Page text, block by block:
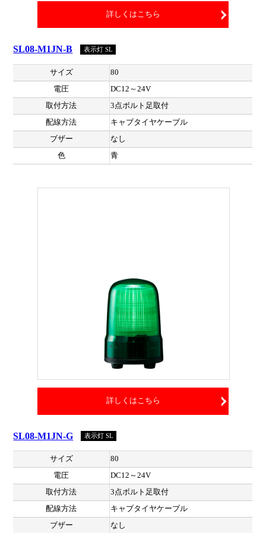
詳しくはこちら
SL08-M1JN-B 表示灯 SL
サイズ
80
電圧
DC12～24V
取付方法
3点ボルト足取付
配線方法
キャブタイヤケーブル
ブザー
なし
色
青
詳しくはこちら
SL08-M1JN-G 表示灯 SL
サイズ
80
電圧
DC12～24V
取付方法
3点ボルト足取付
配線方法
キャブタイヤケーブル
ブザー
なし